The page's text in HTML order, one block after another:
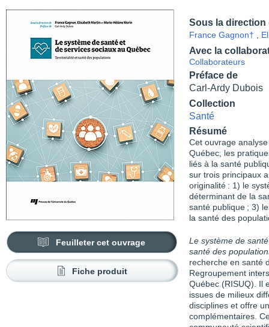
Feuilleter cet ouvrage
Fiche produit
Sous la direction
France Gagnon†
Avec la
Collaborateurs
Préface de
Carl-Ardy Dubois
Collection
Santé
Résumé
Cet ouvrage
Québec, les
liés à la santé
sur trois principaux
originalité : 1) le
déterminant de la
santé publique ; 3)
la santé des
Le système de
santé des
recherche en santé
Regroupement
Québec (RISUQ). Il
issues de milieux
disciplines et offre
complémentaires.